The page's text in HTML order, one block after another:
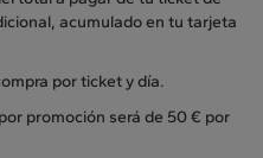
acumulado en tu tarjeta
por ticket y día.
promoción será de 50 € por